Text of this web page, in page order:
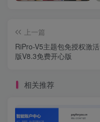
上一篇
RiPro-V5主题包免授权激活
版V8.3免费开心版
相关推荐